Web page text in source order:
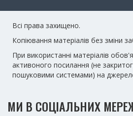
Всі права захищено.
Копіювання матеріалів без зміни
При використанні матеріалів
активоного посилання (не
пошуковими системами) на
МИ В СОЦІАЛЬНИХ